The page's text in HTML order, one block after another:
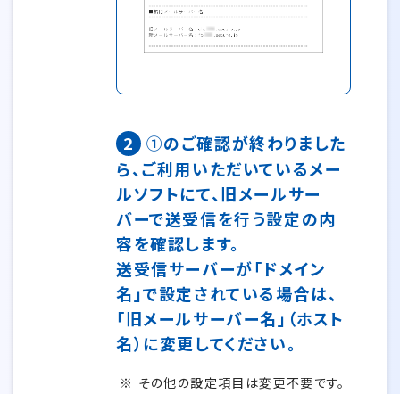
2
①のご確認が終わりました
ら、ご利用いただいているメー
ルソフトにて、旧メールサー
バーで送受信を行う設定の内
容を確認します。
送受信サーバーが「ドメイン
名」で設定されている場合は、
「旧メールサーバー名」（ホスト
名）に変更してください。
その他の設定項目は変更不要です。